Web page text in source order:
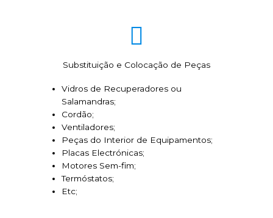
Substituição e Colocação de Peças
Vidros de Recuperadores ou
Salamandras;
Cordão;
Ventiladores;
Peças do Interior de Equipamentos;
Placas Electrónicas;
Motores Sem-fim;
Termóstatos;
Etc;